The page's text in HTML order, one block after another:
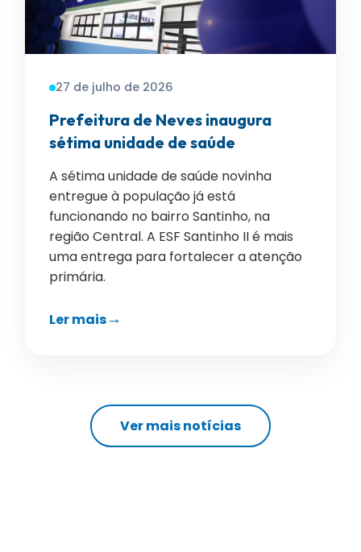
27 de julho de 2026
Prefeitura de Neves inaugura
sétima unidade de saúde
A sétima unidade de saúde novinha
entregue à população já está
funcionando no bairro Santinho, na
região Central. A ESF Santinho II é mais
uma entrega para fortalecer a atenção
primária.
Ler mais
Ver mais notícias